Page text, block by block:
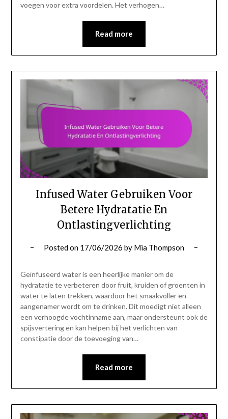
voegen voor extra voordelen. Het verhogen…
Read more
Infused Water Gebruiken Voor
Betere Hydratatie En
Ontlastingverlichting
Posted on 17/06/2026 by Mia Thompson
Geïnfuseerd water is een heerlijke manier om de
hydratatie te verbeteren door fruit, kruiden of groenten in
water te laten trekken, waardoor het smaakvoller en
aangenamer wordt om te drinken. Dit moedigt niet alleen
een verhoogde vochtinname aan, maar ondersteunt ook de
spijsvertering en kan helpen bij het verlichten van
constipatie door de toevoeging van…
Read more